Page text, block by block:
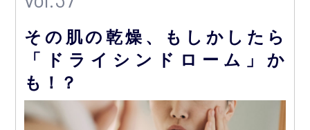
その肌の乾燥、もしかしたら
「ドライシンドローム」か
も！？